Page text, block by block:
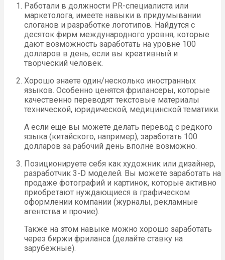
Работали в должности PR-специалиста или
маркетолога, имеете навыки в придумывании
слоганов и разработке логотипов. Найдутся с
десяток фирм международного уровня, которые
дают возможность заработать на уровне 100
долларов в день, если вы креативный и
творческий человек.
Хорошо знаете один/несколько иностранных
языков. Особенно ценятся фрилансеры, которые
качественно переводят текстовые материалы
технической, юридической, медицинской тематики.
А если еще вы можете делать перевод с редкого
языка (китайского, например), заработать 100
долларов за рабочий день вполне возможно.
Позиционируете себя как художник или дизайнер,
разработчик 3-D моделей. Вы можете заработать на
продаже фотографий и картинок, которые активно
приобретают нуждающиеся в графическом
оформлении компании (журналы, рекламные
агентства и прочие).
Также на этом навыке можно хорошо заработать
через биржи фриланса (делайте ставку на
зарубежные).